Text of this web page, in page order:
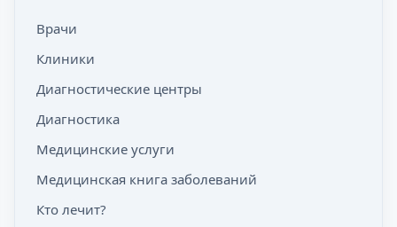
Врачи
Клиники
Диагностические центры
Диагностика
Медицинские услуги
Медицинская книга заболеваний
Кто лечит?